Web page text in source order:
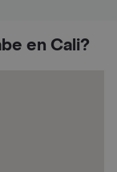
en Cali?